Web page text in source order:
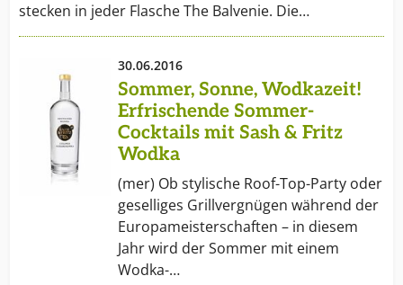
stecken in jeder Flasche The Balvenie. Die…
30.06.2016
Sommer, Sonne, Wodkazeit!
Erfrischende Sommer-
Cocktails mit Sash & Fritz
Wodka
(mer) Ob stylische Roof-Top-Party oder
geselliges Grillvergnügen während der
Europameisterschaften – in diesem
Jahr wird der Sommer mit einem
Wodka-…